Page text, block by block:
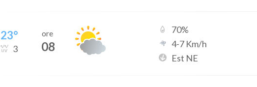
23°
3
ore
08
70%
4-7 Km/h
Est NE